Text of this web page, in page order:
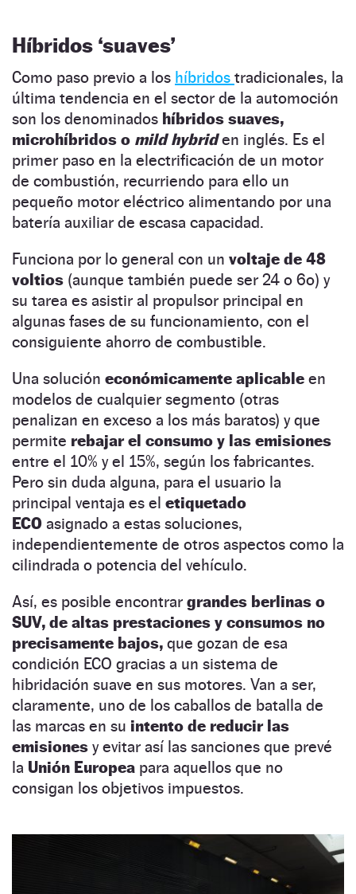
Híbridos ‘suaves’
Como paso previo a los híbridos tradicionales, la
última tendencia en el sector de la automoción
son los denominados híbridos suaves,
microhíbridos o mild hybriden inglés. Es el
primer paso en la electrificación de un motor
de combustión, recurriendo para ello un
pequeño motor eléctrico alimentando por una
batería auxiliar de escasa capacidad.
Funciona por lo general con un voltaje de 48
voltios (aunque también puede ser 24 o 6o) y
su tarea es asistir al propulsor principal en
algunas fases de su funcionamiento, con el
consiguiente ahorro de combustible.
Una solución económicamente aplicable en
modelos de cualquier segmento (otras
penalizan en exceso a los más baratos) y que
permite rebajar el consumo y las emisiones
entre el 10% y el 15%, según los fabricantes.
Pero sin duda alguna, para el usuario la
principal ventaja es el etiquetado
ECO asignado a estas soluciones,
independientemente de otros aspectos como la
cilindrada o potencia del vehículo.
Así, es posible encontrar grandes berlinas o
SUV, de altas prestaciones y consumos no
precisamente bajos, que gozan de esa
condición ECO gracias a un sistema de
hibridación suave en sus motores. Van a ser,
claramente, uno de los caballos de batalla de
las marcas en su intento de reducir las
emisiones y evitar así las sanciones que prevé
la Unión Europea para aquellos que no
consigan los objetivos impuestos.